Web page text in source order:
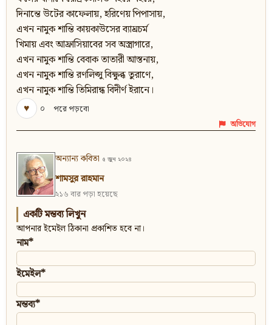
দিনান্তে উটের কাফেলায়, হরিণেয় পিপাসায়,
এখন নামুক শান্তি কায়কাউসের ব্যাঘ্রচর্ম
খিমায় এবং আফ্রাসিয়াবের সব অস্ত্রাগারে,
এখন নামুক শান্তি বেবাক তাতারী আস্তনায়,
এখন নামুক শান্তি রণলিপ্সু বিক্ষুব্ধ তুরাণে,
এখন নামুক শান্তি তিমিরান্ধ বিদীর্ণ ইরানে।
♥
০ পরে পড়বো
অভিযোগ
অন্যান্য কবিতা ৫ জুন ২০২৪
শামসুর রাহমান
২১৬ বার পড়া হয়েছে
একটি মন্তব্য লিখুন
আপনার ইমেইল ঠিকানা প্রকাশিত হবে না।
নাম*
ইমেইল*
মন্তব্য*